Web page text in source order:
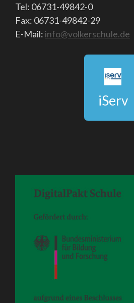
Tel: 06731-49842-0
Fax: 06731-49842-29
E-Mail:info@volkerschule.de
iServ